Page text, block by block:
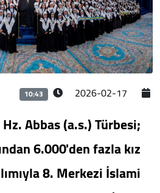
2026-02-17
10:43
Abbas (a.s.) Türbesi;
6.000'den fazla kız
8. Merkezi İslami